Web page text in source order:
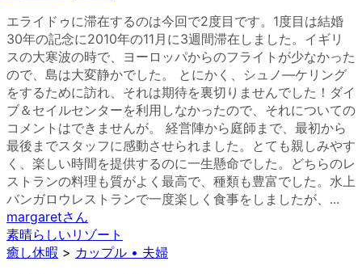
エライドゥに滞在するのは今回で2度目です。1度目は結婚
30年の記念に2010年の11月に3週間滞在しました。イギリ
スの大寒波の時で、ヨーロッパからのフライトが少なかった
ので、島は大変静かでした。 とにかく、シュノ―ケリング
をするために訪れ、それは期待を裏切りませんでした！ダイ
ブ＆セイルセンターを利用しなかったので、それについての
コメントはできませんが。 経営陣から庭師まで、最初から
最後までスタッフに感動させられました。とても親しみやす
く、楽しい時間を提供するのに一生懸命でした。どちらのレ
ストランの料理も質がよく最高で、種類も豊富でした。水上
バンガロウレストランで一度楽しく食事をしましたが、...
margaretさん
素晴らしいリゾート
癒し休暇 > カップル • 夫婦